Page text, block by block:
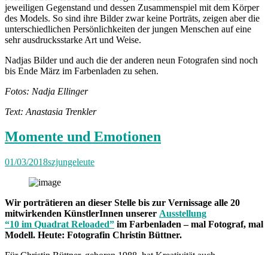
jeweiligen Gegenstand und dessen Zusammenspiel mit dem Körper
des Models. So sind ihre Bilder zwar keine Porträts, zeigen aber die
unterschiedlichen Persönlichkeiten der jungen Menschen auf eine
sehr ausdrucksstarke Art und Weise.
Nadjas Bilder und auch die der anderen neun Fotografen sind noch
bis Ende März im Farbenladen zu sehen.
Fotos: Nadja Ellinger
Text: Anastasia Trenkler
Momente und Emotionen
01/03/2018szjungeleute
Wir porträtieren an dieser Stelle bis zur Vernissage alle 20
mitwirkenden KünstlerInnen unserer Ausstellung
“10 im Quadrat Reloaded” im Farbenladen – mal Fotograf, mal
Modell. Heute: Fotografin Christin Büttner.